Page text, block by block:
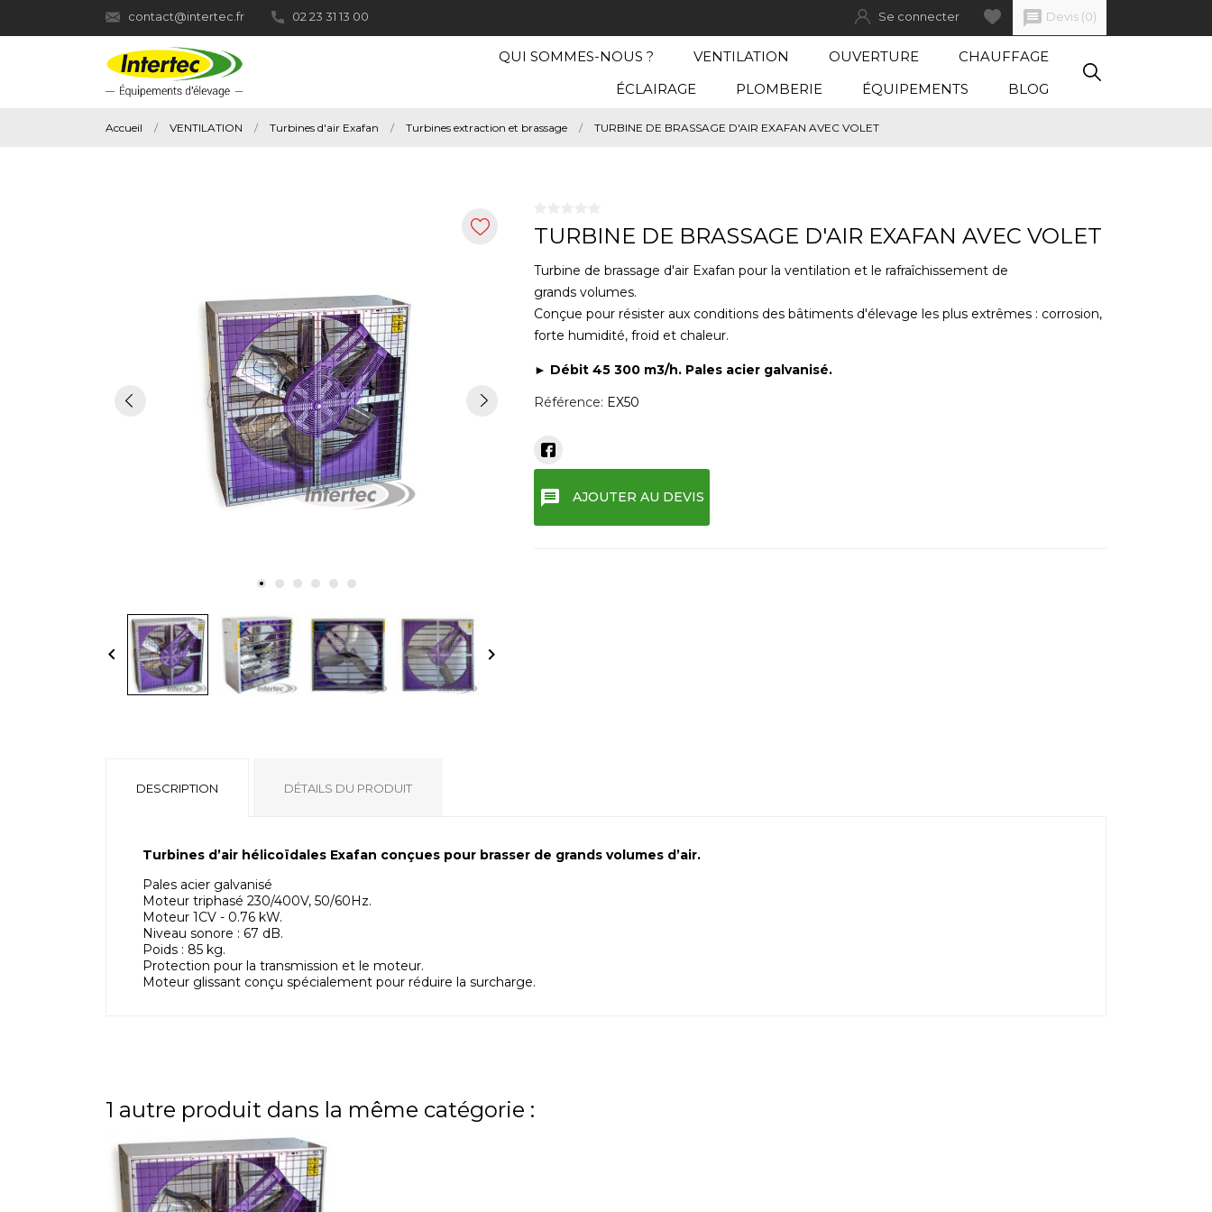
contact@intertec.fr 02 23 31 13 00 Se connecter message Devis (0)
QUI SOMMES-NOUS ? VENTILATION OUVERTURE
CHAUFFAGE
ÉCLAIRAGE
PLOMBERIE ÉQUIPEMENTS BLOG
Accueil VENTILATION Turbines d'air Exafan Turbines extraction et brassage TURBINE DE BRASSAGE D'AIR EXAFAN AVEC VOLET
keyboard_arrow_left keyboard_arrow_right
TURBINE DE BRASSAGE D'AIR EXAFAN AVEC VOLET
Turbine de brassage d'air Exafan pour la ventilation et le rafraîchissement de
grands volumes.
Conçue pour résister aux conditions des bâtiments d'élevage les plus extrêmes : corrosion,
forte humidité, froid et chaleur.
► Débit 45 300 m3/h. Pales acier galvanisé.
Référence: EX50
message AJOUTER AU DEVIS
DESCRIPTION DÉTAILS DU PRODUIT
Turbines d’air hélicoïdales Exafan conçues pour brasser de grands volumes d’air.
Pales acier galvanisé
Moteur triphasé 230/400V, 50/60Hz.
Moteur 1CV - 0.76 kW.
Niveau sonore : 67 dB.
Poids : 85 kg.
Protection pour la transmission et le moteur.
Moteur glissant conçu spécialement pour réduire la surcharge.
1 autre produit dans la même catégorie :